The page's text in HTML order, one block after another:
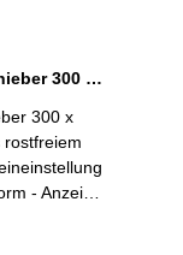
Digital-Werkstatt-Messschieber 300 x 150 mm ohne Spitzen 3V
300 x
rostfreiem
- Anzeige
Preset-